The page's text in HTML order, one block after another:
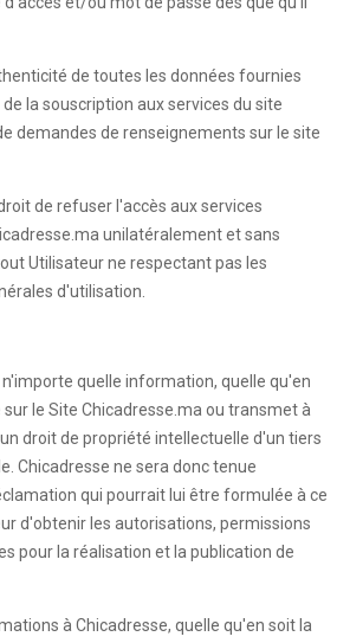
de toutes les données fournies
la souscription aux services du site
demandes de renseignements sur le site
de refuser l'accès aux services
unilatéralement et sans
Utilisateur ne respectant pas les
d'utilisation.
quelle information, quelle qu'en
le Site Chicadresse.ma ou transmet à
droit de propriété intellectuelle d'un tiers
Chicadresse ne sera donc tenue
qui pourrait lui être formulée à ce
d'obtenir les autorisations, permissions
pour la réalisation et la publication de
à Chicadresse, quelle qu'en soit la